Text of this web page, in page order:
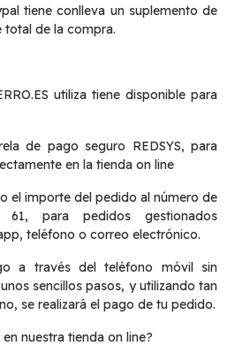
tiene conlleva un suplemento de
total de la compra.
utiliza tiene disponible para
de pago seguro REDSYS, para
en la tienda on line
el importe del pedido al número de
para pedidos gestionados
teléfono o correo electrónico.
a través del teléfono móvil sin
sencillos pasos, y utilizando tan
se realizará el pago de tu pedido.
nuestra tienda on line?